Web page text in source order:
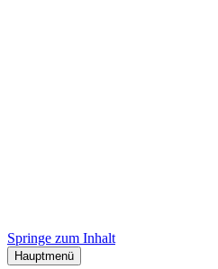
Springe zum Inhalt
Hauptmenü